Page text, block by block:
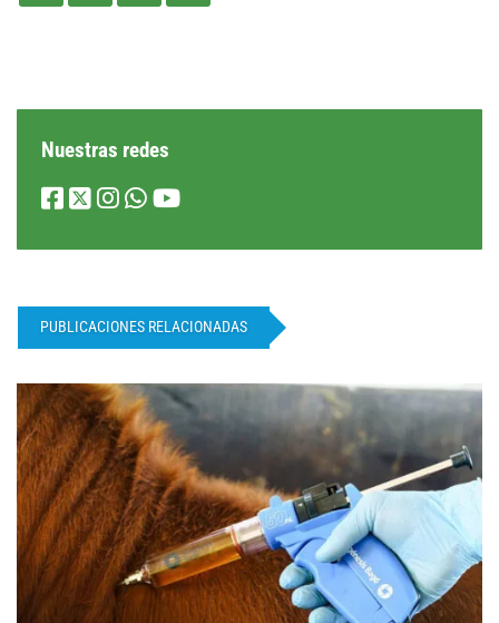
Nuestras redes
PUBLICACIONES RELACIONADAS